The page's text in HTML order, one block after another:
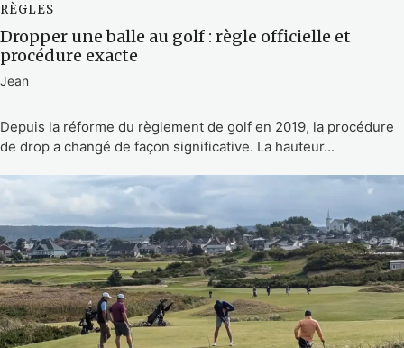
RÈGLES
Dropper une balle au golf : règle officielle et
procédure exacte
Jean
Depuis la réforme du règlement de golf en 2019, la procédure
de drop a changé de façon significative. La hauteur...